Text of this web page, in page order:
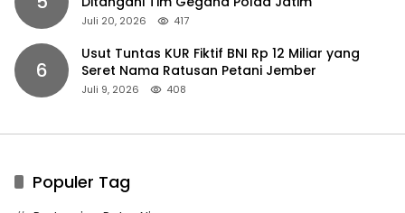
Juli 20, 2026 417
6
Usut Tuntas KUR Fiktif BNI Rp 12 Miliar yang
Seret Nama Ratusan Petani Jember
Juli 9, 2026 408
Populer Tag